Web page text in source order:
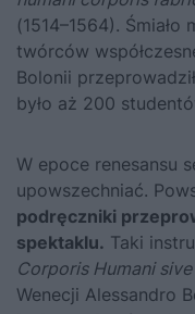
(1514–1564).
twórców
Bolonii
było aż 200
W epoce renesansu
upowszechniać.
podręczniki
spektaklu. Taki
Corporis Humani
Wenecji Alessandro